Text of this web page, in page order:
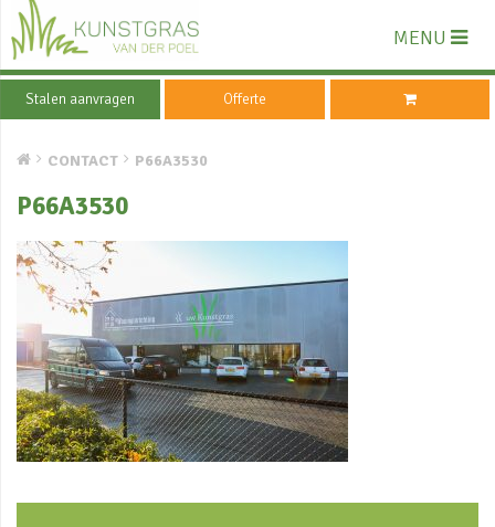
MENU
Stalen aanvragen Offerte
CONTACT P66A3530
P66A3530